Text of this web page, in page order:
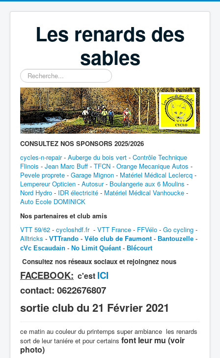
Les renards des
sables
Rechercher
CONSULTEZ NOS SPONSORS 2025/2026
cycles-n-repair- Auberge du bois vert - Contrôle Technique
Flinois - Jean Marc Buff - TFCN - Orange Mecanique Autos -
Pevele proprete - Garage Mignon - Matériel Médical Leclercq -
Lempereur Opticien - Autosur- Boulangerie aux 6 Moulins -
Nord Hydro - IDR électricité - Matériel Médical Vanhoucke -
Auto Ecole DOMINICK
Nos partenaires et club amis
VTT 59/62 - cycloshdf.fr- VTT France - FFVélo - Go cycling -
Alltricks - VTTrando - Vélo club de Faumont - Bantouzelle -
cVc Escaudain - No Limit Quéant- Blécourt
Consultez nos réseaux sociaux et rejoingnez nous
FACEBOOK: c'est ICI
contact: 0622676807
sortie club du 21 Février 2021
ce matin au couleur du printemps super ambiance les renards
sort de leur taniére et pour certains font leur mu (voir
photo)